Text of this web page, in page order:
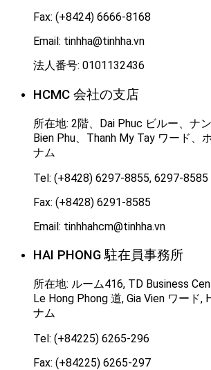
Fax: (+8424) 6666-8168
Email: tinhha@tinhha.vn
法人番号: 0101132436
HCMC 会社の支店
所在地: 2階、Dai Phuc ビルー、ナ
Bien Phu、Thanh My Tay ワード、
ナム
Tel: (+8428) 6297-8855, 6297-8585
Fax: (+8428) 6291-8585
Email: tinhhahcm@tinhha.vn
HAI PHONG 駐在員事務所
所在地: ルーム416, TD Business
Le Hong Phong 道, Gia Vien ワード,
ナム
Tel: (+84225) 6265-296
Fax: (+84225) 6265-297